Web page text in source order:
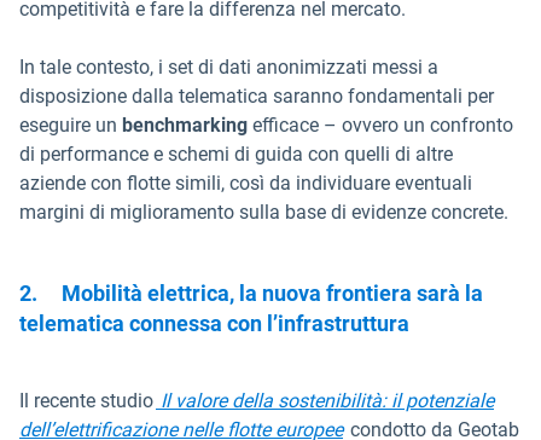
competitività e fare la differenza nel mercato.
In tale contesto, i set di dati anonimizzati messi a
disposizione dalla telematica saranno fondamentali per
eseguire un benchmarking efficace – ovvero un confronto
di performance e schemi di guida con quelli di altre
aziende con flotte simili, così da individuare eventuali
margini di miglioramento sulla base di evidenze concrete.
2.
Mobilità elettrica, la nuova frontiera sarà la
telematica connessa con l’infrastruttura
Il recente studio Il valore della sostenibilità: il potenziale
dell’elettrificazione nelle flotte europee condotto da Geotab